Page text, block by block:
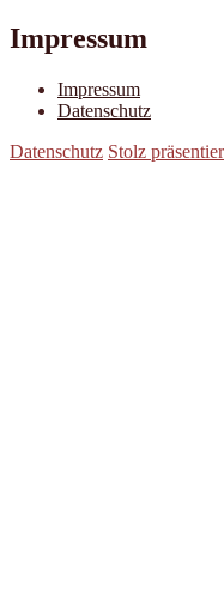
Impressum
Impressum
Datenschutz
Datenschutz Stolz